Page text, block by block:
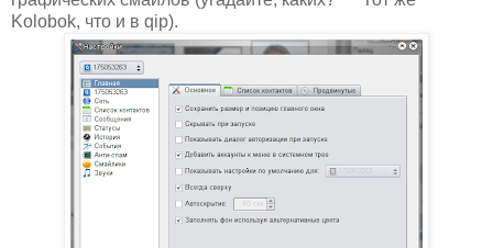
Kolobok, что и в qip).